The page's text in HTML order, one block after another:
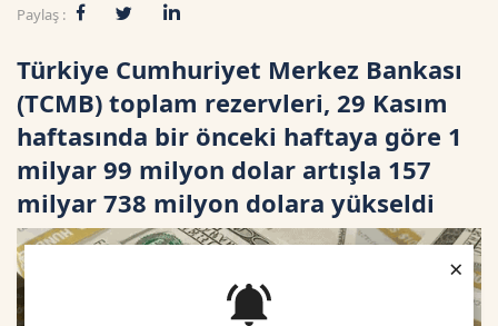
×
Paylaş :
Türkiye Cumhuriyet Merkez Bankası
(TCMB) toplam rezervleri, 29 Kasım
haftasında bir önceki haftaya göre 1
milyar 99 milyon dolar artışla 157
milyar 738 milyon dolara yükseldi